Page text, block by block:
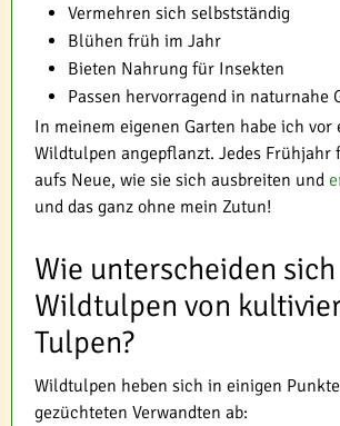
Vermehren sich selbstständig
Blühen früh im Jahr
Bieten Nahrung für Insekten
Passen hervorragend in naturnahe
In meinem eigenen Garten habe ich vor
Wildtulpen angepflanzt. Jedes Frühjahr
aufs Neue, wie sie sich ausbreiten und
und das ganz ohne mein Zutun!
Wie unterscheiden sich
Wildtulpen von
Tulpen?
Wildtulpen heben sich in einigen
gezüchteten Verwandten ab: